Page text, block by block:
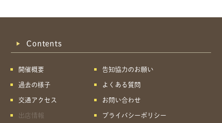
Contents
開催概要
過去の様子
交通アクセス
出店情報
告知協力のお願い
よくある質問
お問い合わせ
プライバシーポリシー